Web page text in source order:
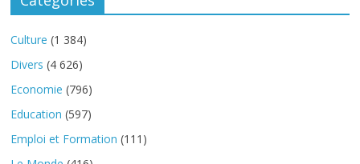
Culture (1 384)
Divers (4 626)
Economie (796)
Education (597)
Emploi et Formation (111)